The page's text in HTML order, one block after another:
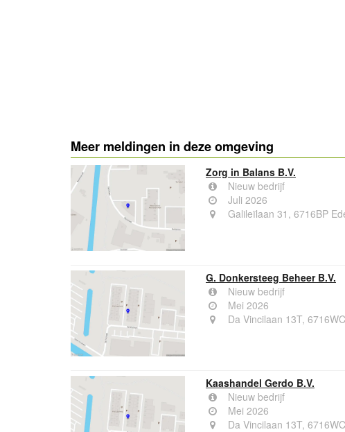
Meer meldingen in deze omgeving
Zorg in Balans B.V.
Nieuw bedrijf
Juli 2026
Galileïlaan 31, 6716BP
G. Donkersteeg Beheer B.V.
Nieuw bedrijf
Mei 2026
Da Vincilaan 13T,
Kaashandel Gerdo B.V.
Nieuw bedrijf
Mei 2026
Da Vincilaan 13T,